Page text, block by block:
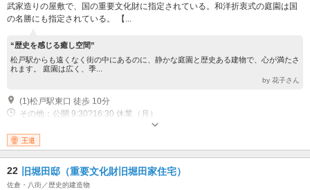
武家造りの屋敷で、国の重要文化財に指定されている。和洋折衷式の庭園は国
の名勝にも指定されている。 【...
“歴史を感じる癒し空間”
松戸駅からも遠くなく街の中にあるのに、静かな庭園と歴史ある建物で、心が満たさ
れます。 庭園は広く、季...
by 花子さん
(1)松戸駅東口 徒歩 10分
その他：公開 9:30?16:30 休業（月）
王道
22 旧堀田邸（重要文化財旧堀田家住宅）
佐倉・八街／歴史的建造物